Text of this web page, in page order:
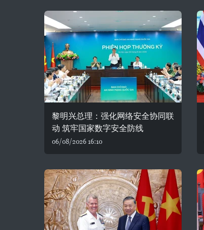
黎明兴总理：强化网络安全协同联
动 筑牢国家数字安全防线
06/08/2026 16:10